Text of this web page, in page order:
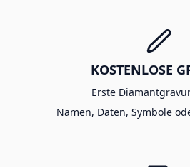
KOSTENLOSE
Erste
Namen, Daten, Symbole